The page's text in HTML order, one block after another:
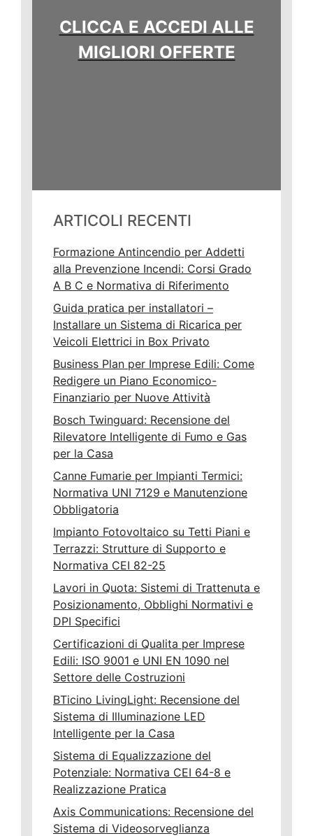
CLICCA E ACCEDI ALLE
MIGLIORI OFFERTE
ARTICOLI RECENTI
Formazione Antincendio per Addetti
alla Prevenzione Incendi: Corsi Grado
A B C e Normativa di Riferimento
Guida pratica per installatori –
Installare un Sistema di Ricarica per
Veicoli Elettrici in Box Privato
Business Plan per Imprese Edili: Come
Redigere un Piano Economico-
Finanziario per Nuove Attività
Bosch Twinguard: Recensione del
Rilevatore Intelligente di Fumo e Gas
per la Casa
Canne Fumarie per Impianti Termici:
Normativa UNI 7129 e Manutenzione
Obbligatoria
Impianto Fotovoltaico su Tetti Piani e
Terrazzi: Strutture di Supporto e
Normativa CEI 82-25
Lavori in Quota: Sistemi di Trattenuta e
Posizionamento, Obblighi Normativi e
DPI Specifici
Certificazioni di Qualita per Imprese
Edili: ISO 9001 e UNI EN 1090 nel
Settore delle Costruzioni
BTicino LivingLight: Recensione del
Sistema di Illuminazione LED
Intelligente per la Casa
Sistema di Equalizzazione del
Potenziale: Normativa CEI 64-8 e
Realizzazione Pratica
Axis Communications: Recensione del
Sistema di Videosorveglianza